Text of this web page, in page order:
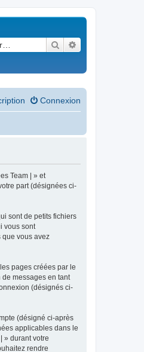
Rechercher
Connexion
Team | » et
part (désignées ci-
sont de petits fichiers
vous sont
que vous avez
pages créées par le
messages en tant
(désignés ci-
(désigné ci-après
applicables dans le
» durant votre
rendre